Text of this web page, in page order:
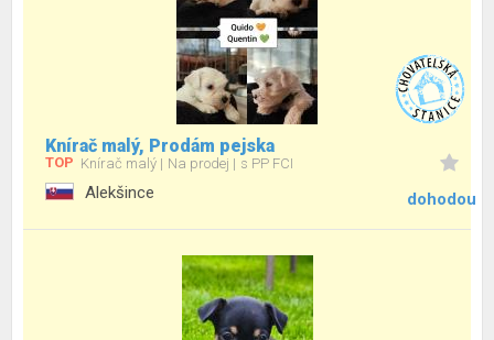
Knírač malý, Prodám pejska
TOP Knírač malý Na prodej s PP FCI
Alekšince dohodou